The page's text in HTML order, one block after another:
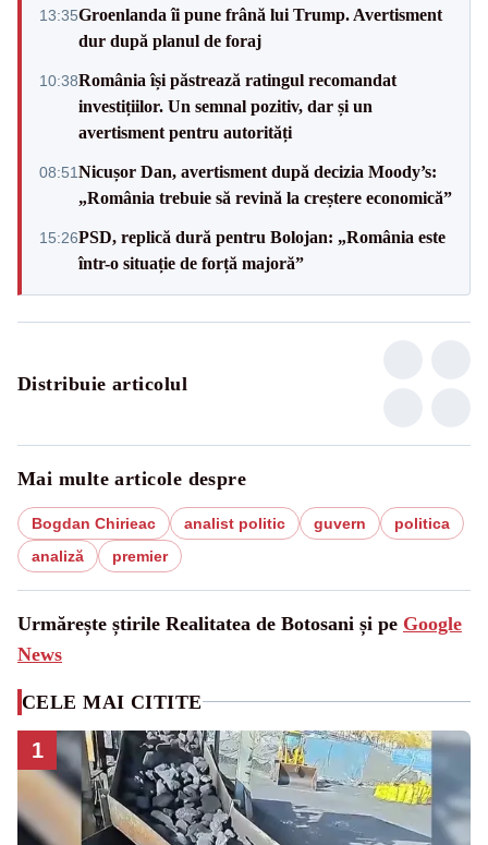
13:35Groenlanda îi pune frână lui Trump. Avertisment
dur după planul de foraj
10:38România își păstrează ratingul recomandat
investițiilor. Un semnal pozitiv, dar și un
avertisment pentru autorități
08:51Nicușor Dan, avertisment după decizia Moody’s:
„România trebuie să revină la creștere economică”
15:26PSD, replică dură pentru Bolojan: „România este
într-o situație de forță majoră”
Distribuie articolul
Mai multe articole despre
Bogdan Chirieac analist politic guvern
politica
analiză
premier
Urmărește știrile Realitatea de Botosani și pe Google
News
CELE MAI CITITE
1